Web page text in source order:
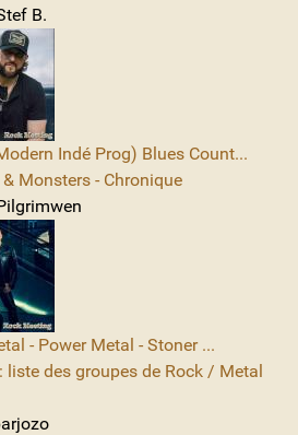
B.
Indé Prog) Blues Count...
& Monsters - Chronique
- Power Metal - Stoner ...
liste des groupes de Rock / Metal